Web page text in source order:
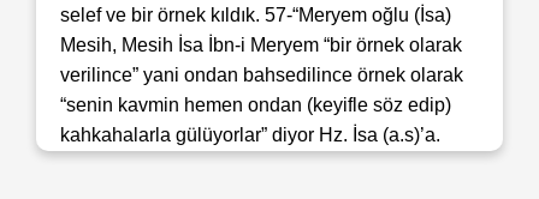
selef ve bir örnek kıldık. 57-“Meryem oğlu (İsa)
Mesih, Mesih İsa İbn-i Meryem “bir örnek olarak
verilince” yani ondan bahsedilince örnek olarak
“senin kavmin hemen ondan (keyifle söz edip)
kahkahalarla gülüyorlar” diyor Hz. İsa (a.s)’a.